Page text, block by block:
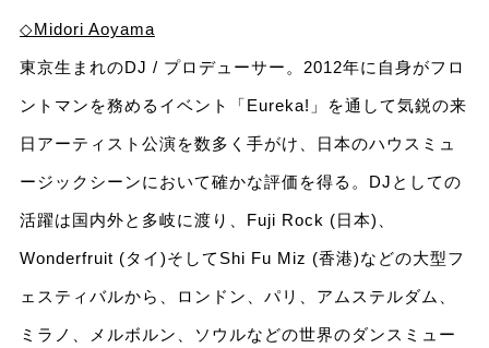
◇Midori Aoyama
東京生まれのDJ / プロデューサー。2012年に自身がフロ
ントマンを務めるイベント「Eureka!」を通して気鋭の来
日アーティスト公演を数多く手がけ、日本のハウスミュ
ージックシーンにおいて確かな評価を得る。DJとしての
活躍は国内外と多岐に渡り、Fuji Rock (日本)、
Wonderfruit (タイ)そしてShi Fu Miz (香港)などの大型フ
ェスティバルから、ロンドン、パリ、アムステルダム、
ミラノ、メルボルン、ソウルなどの世界のダンスミュー